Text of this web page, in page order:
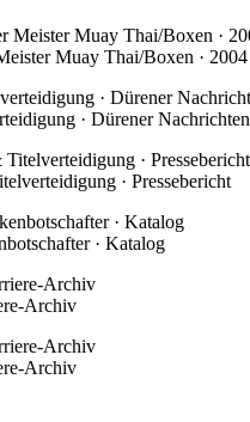
Muay Thai/Boxen · 2004
· Dürener Nachrichten
· Pressebericht
· Katalog
Archiv
Archiv